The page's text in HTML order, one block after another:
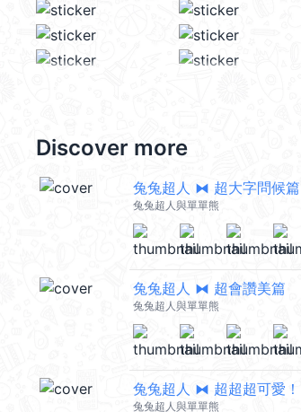
Discover more
兔兔超人 ⧓ 超大字問候篇
兔兔超人與單單熊
兔兔超人 ⧓ 超會讚美篇
兔兔超人與單單熊
兔兔超人 ⧓ 超超超可愛！
兔兔超人與單單熊